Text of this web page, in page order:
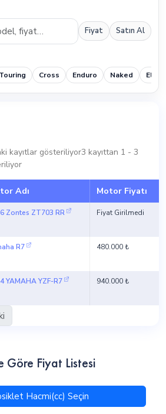
Fiyat Satın Al
Touring Cross Enduro Naked
kayıtlar gösteriliyor3 kayıttan 1 - 3
Adı Motor Fiyatı
Zontes ZT703 RR Fiyat Girilmedi
R7 480.000 ₺
YAMAHA YZF-R7 940.000 ₺
Göre Fiyat Listesi
Hacmi(cc) Seçin